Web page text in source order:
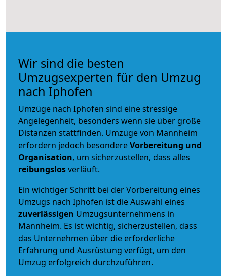
Wir sind die besten
Umzugsexperten für den Umzug
nach Iphofen
Umzüge nach Iphofen sind eine stressige
Angelegenheit, besonders wenn sie über große
Distanzen stattfinden. Umzüge von Mannheim
erfordern jedoch besondereVorbereitung und
Organisation, um sicherzustellen, dass alles
reibungslosverläuft.
Ein wichtiger Schritt bei der Vorbereitung eines
Umzugs nach Iphofen ist die Auswahl eines
zuverlässigen Umzugsunternehmens in
Mannheim. Es ist wichtig, sicherzustellen, dass
das Unternehmen über die erforderliche
Erfahrung und Ausrüstung verfügt, um den
Umzug erfolgreich durchzuführen.